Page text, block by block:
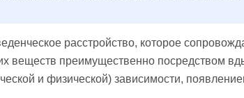
расстройство, которое
веществ преимущественно посредством
и физической) зависимости,